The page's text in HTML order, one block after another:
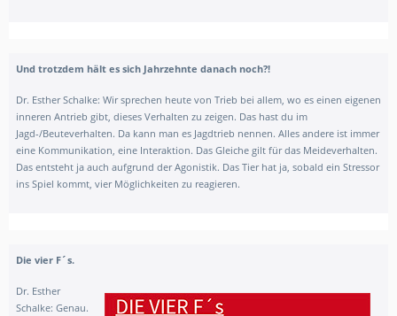
Und trotzdem hält es sich Jahrzehnte danach noch?!
Dr. Esther Schalke: Wir sprechen heute von Trieb bei allem, wo es einen eigenen
inneren Antrieb gibt, dieses Verhalten zu zeigen. Das hast du im
Jagd-/Beuteverhalten. Da kann man es Jagdtrieb nennen. Alles andere ist immer
eine Kommunikation, eine Interaktion. Das Gleiche gilt für das Meideverhalten.
Das entsteht ja auch aufgrund der Agonistik. Das Tier hat ja, sobald ein Stressor
ins Spiel kommt, vier Möglichkeiten zu reagieren.
Die vier F´s.
Dr. Esther
Schalke: Genau.